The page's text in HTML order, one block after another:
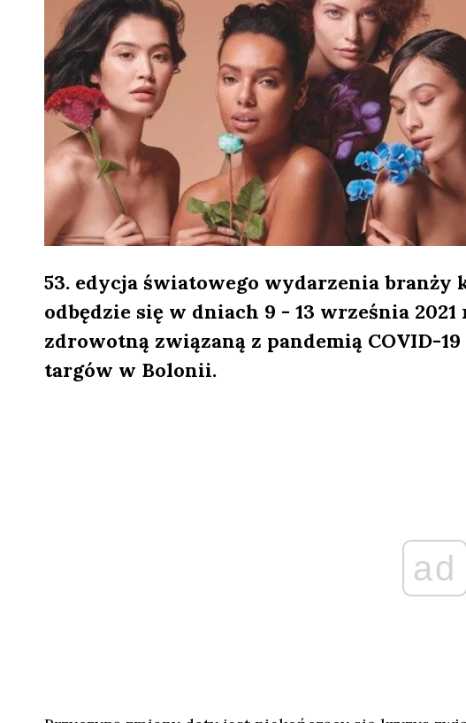
53. edycja światowego wydarzenia branży
odbędzie się w dniach 9 - 13 września
zdrowotną związaną z pandemią COVID-
targów w Bolonii.
ad